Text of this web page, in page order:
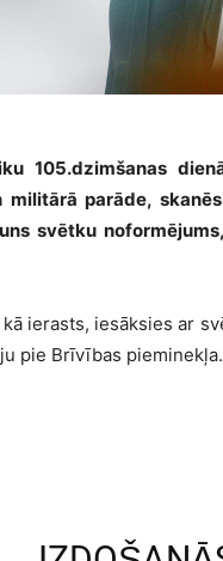
105.dzimšanas
militārā parāde,
svētku
ierasts, iesāksies ar
pie Brīvības pieminekļa.